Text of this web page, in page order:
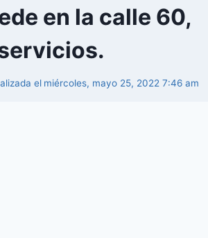
en la calle 60,
el miércoles, mayo 25, 2022 7:46 am